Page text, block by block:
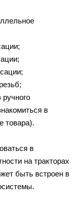
в
товара).
в
на тракторах
быть встроен в